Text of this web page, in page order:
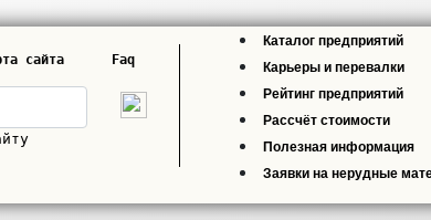
сайта Faq
Каталог предприятий
Карьеры и перевалки
Рейтинг предприятий
Рассчёт стоимости
Полезная информация
Заявки на нерудные